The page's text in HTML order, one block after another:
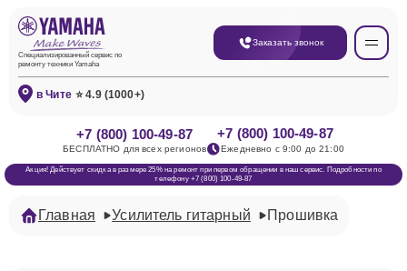
Специализированный сервис по
ремонту техники Yamaha
Заказать звонок
в Чите ⭐ 4.9 (1000+)
+7 (800) 100-49-87
БЕСПЛАТНО для всех регионов
+7 (800) 100-49-87
Ежедневно с 9:00 до 21:00
Акция! Действует скидка в размере 25% на ремонт при первом обращении в наш сервис. Подробности по
телефону +7 (800) 100-49-87
Главная Усилитель гитарный Прошивка